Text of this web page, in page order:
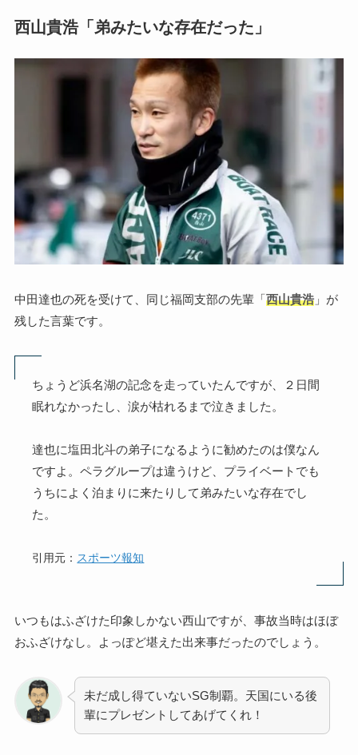
西山貴浩「弟みたいな存在だった」
中田達也の死を受けて、同じ福岡支部の先輩「西山貴浩」が
残した言葉です。
ちょうど浜名湖の記念を走っていたんですが、２日間
眠れなかったし、涙が枯れるまで泣きました。
達也に塩田北斗の弟子になるように勧めたのは僕なん
ですよ。ペラグループは違うけど、プライベートでも
うちによく泊まりに来たりして弟みたいな存在でし
た。
引用元： スポーツ報知
いつもはふざけた印象しかない西山ですが、事故当時はほぼ
おふざけなし。よっぽど堪えた出来事だったのでしょう。
未だ成し得ていないSG制覇。天国にいる後
輩にプレゼントしてあげてくれ！